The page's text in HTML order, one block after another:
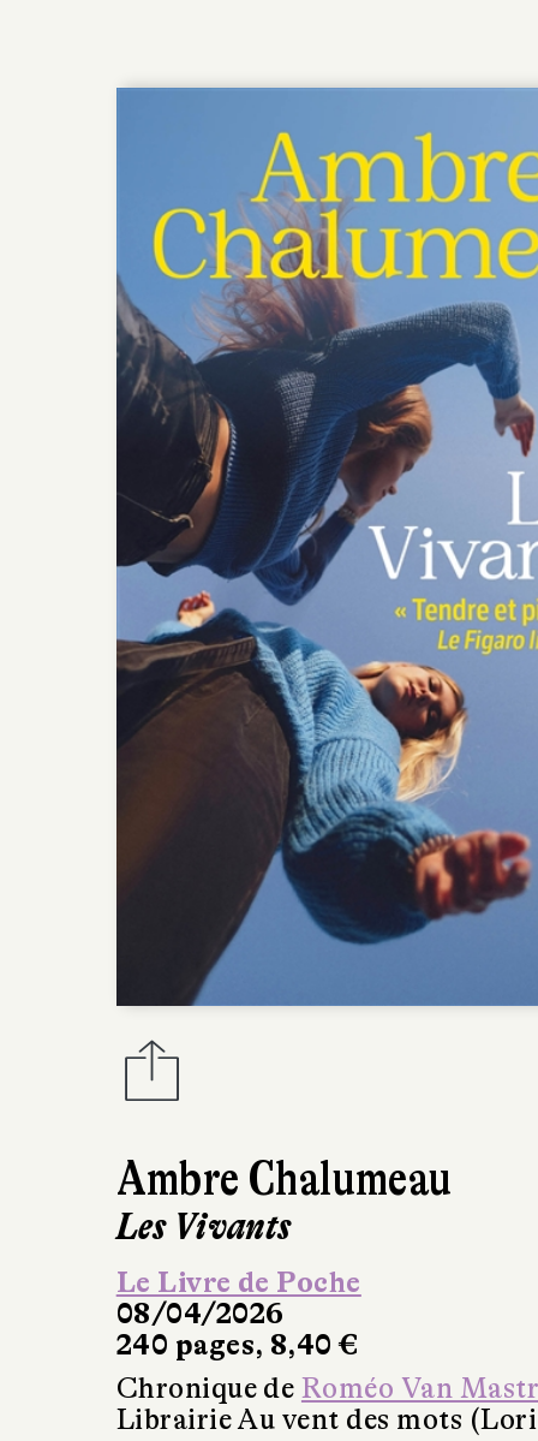
Ambre Chalumeau
Les Vivants
Le Livre de Poche
08/04/2026
240 pages, 8,40 €
Chronique de Roméo Van
Librairie Au vent des mots